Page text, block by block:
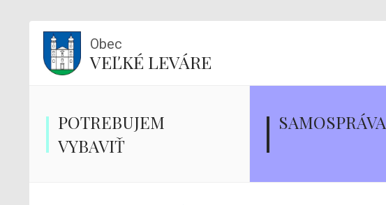
Obec
VEĽKÉ LEVÁRE
POTREBUJEM
VYBAVIŤ
SAMOSPRÁVA